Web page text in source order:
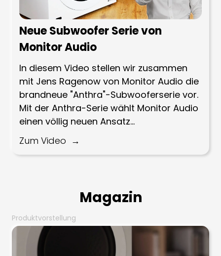
Neue Subwoofer Serie von
Monitor Audio
In diesem Video stellen wir zusammen
mit Jens Ragenow von Monitor Audio die
brandneue "Anthra"-Subwooferserie vor.
Mit der Anthra-Serie wählt Monitor Audio
einen völlig neuen Ansatz...
Zum Video
Magazin
Produktvorstellung